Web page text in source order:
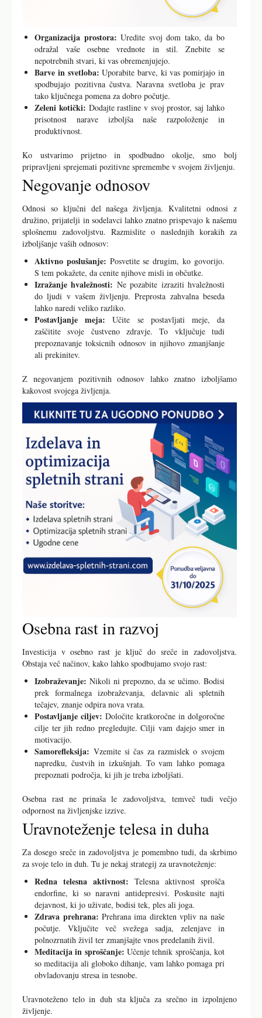
Organizacija prostora: Uredite svoj dom tako, da bo
odražal vaše osebne vrednote in stil. Znebite se
nepotrebnih stvari, ki vas obremenjujejo.
Barve in svetloba: Uporabite barve, ki vas pomirjajo in
spodbujajo pozitivna čustva. Naravna svetloba je prav
tako ključnega pomena za dobro počutje.
Zeleni kotički: Dodajte rastline v svoj prostor, saj lahko
prisotnost narave izboljša naše razpoloženje in
produktivnost.
Ko ustvarimo prijetno in spodbudno okolje, smo bolj
pripravljeni sprejemati pozitivne spremembe v svojem življenju.
Negovanje odnosov
Odnosi so ključni del našega življenja. Kvalitetni odnosi z
družino, prijatelji in sodelavci lahko znatno prispevajo k našemu
splošnemu zadovoljstvu. Razmislite o naslednjih korakih za
izboljšanje vaših odnosov:
Aktivno poslušanje: Posvetite se drugim, ko govorijo.
S tem pokažete, da cenite njihove misli in občutke.
Izražanje hvaležnosti: Ne pozabite izraziti hvaležnosti
do ljudi v vašem življenju. Preprosta zahvalna beseda
lahko naredi veliko razliko.
Postavljanje meja: Učite se postavljati meje, da
zaščitite svoje čustveno zdravje. To vključuje tudi
prepoznavanje toksicnih odnosov in njihovo zmanjšanje
ali prekinitev.
Z negovanjem pozitivnih odnosov lahko znatno izboljšamo
kakovost svojega življenja.
Osebna rast in razvoj
Investicija v osebno rast je ključ do sreče in zadovoljstva.
Obstaja več načinov, kako lahko spodbujamo svojo rast:
Izobraževanje: Nikoli ni prepozno, da se učimo. Bodisi
prek formalnega izobraževanja, delavnic ali spletnih
tečajev, znanje odpira nova vrata.
Postavljanje ciljev: Določite kratkoročne in dolgoročne
cilje ter jih redno pregledujte. Cilji vam dajejo smer in
motivacijo.
Samorefleksija: Vzemite si čas za razmislek o svojem
napredku, čustvih in izkušnjah. To vam lahko pomaga
prepoznati področja, ki jih je treba izboljšati.
Osebna rast ne prinaša le zadovoljstva, temveč tudi večjo
odpornost na življenjske izzive.
Uravnoteženje telesa in duha
Za dosego sreče in zadovoljstva je pomembno tudi, da skrbimo
za svoje telo in duh. Tu je nekaj strategij za uravnoteženje:
Redna telesna aktivnost: Telesna aktivnost sprošča
endorfine, ki so naravni antidepresivi. Poskusite najti
dejavnost, ki jo uživate, bodisi tek, ples ali joga.
Zdrava prehrana: Prehrana ima direkten vpliv na naše
počutje. Vključite več svežega sadja, zelenjave in
polnozrnatih živil ter zmanjšajte vnos predelanih živil.
Meditacija in sproščanje: Učenje tehnik sproščanja, kot
so meditacija ali globoko dihanje, vam lahko pomaga pri
obvladovanju stresa in tesnobe.
Uravnoteženo telo in duh sta ključa za srečno in izpolnjeno
življenje.